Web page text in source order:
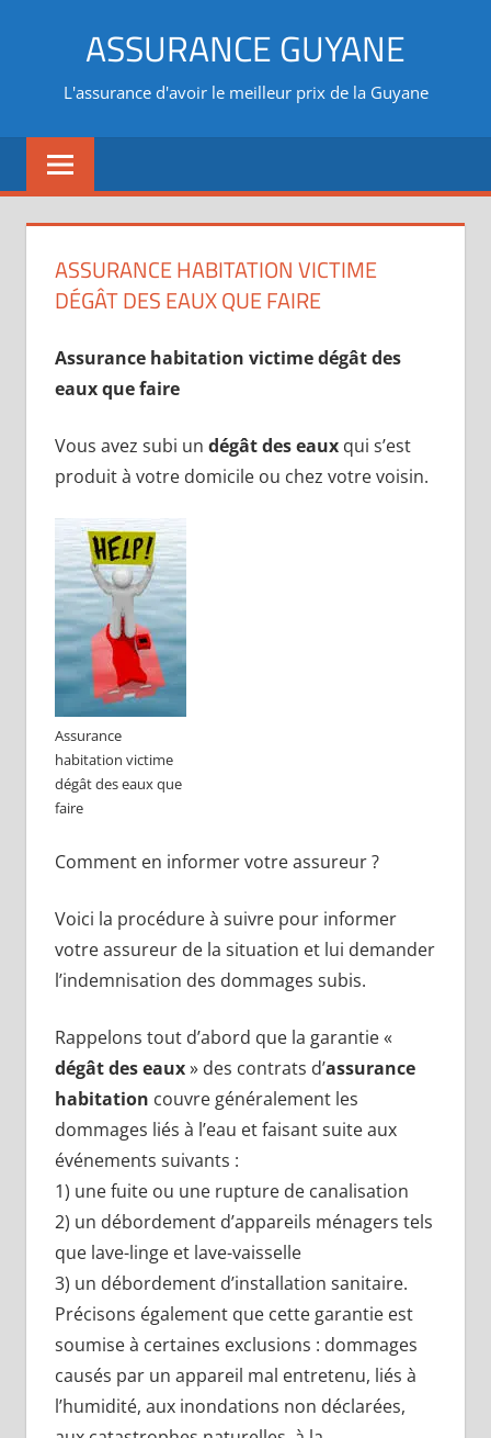
ASSURANCE GUYANE
L'assurance d'avoir le meilleur prix de la Guyane
ASSURANCE HABITATION VICTIME
DÉGÂT DES EAUX QUE FAIRE
Assurance habitation victime dégât des
eaux que faire
Vous avez subi un dégât des eauxqui s’est
produit à votre domicile ou chez votre voisin.
Assurance
habitation victime
dégât des eaux que
faire
Comment en informer votre assureur ?
Voici la procédure à suivre pour informer
votre assureur de la situation et lui demander
l’indemnisation des dommages subis.
Rappelons tout d’abord que la garantie «
dégât des eaux» des contrats d’assurance
habitation couvre généralement les
dommages liés à l’eau et faisant suite aux
événements suivants :
1) une fuite ou une rupture de canalisation
2) un débordement d’appareils ménagers tels
que lave-linge et lave-vaisselle
3) un débordement d’installation sanitaire.
Précisons également que cette garantie est
soumise à certaines exclusions : dommages
causés par un appareil mal entretenu, liés à
l’humidité, aux inondations non déclarées,